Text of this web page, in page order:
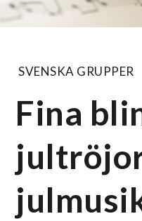
SVENSKA GRUPPER
Fina